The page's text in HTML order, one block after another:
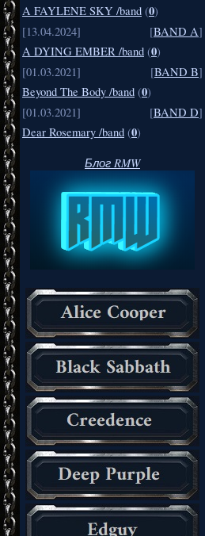
A FAYLENE SKY /band (0)
[13.04.2024]
[BAND A]
A DYING EMBER /band (0)
[01.03.2021]
[BAND B]
Beyond The Body /band (0)
[01.03.2021]
[BAND D]
Dear Rosemary /band (0)
Блог RMW